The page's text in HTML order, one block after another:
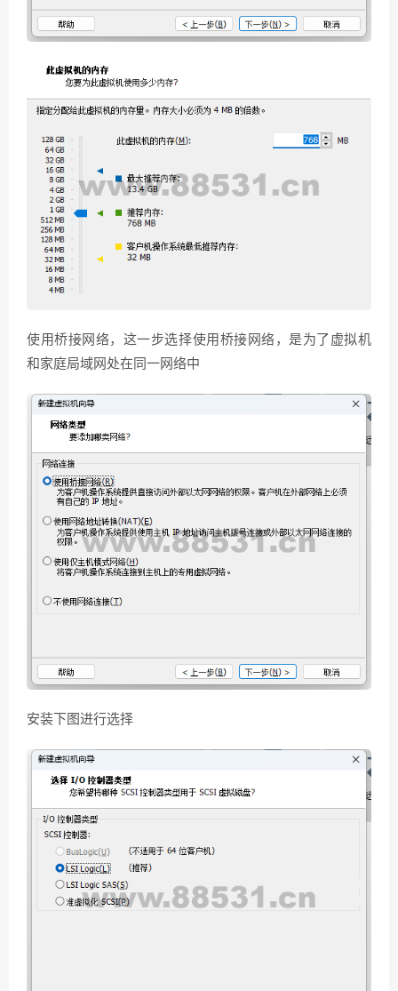
使用桥接网络，这一步选择使用桥接网络，是为了虚拟机
和家庭局域网处在同一网络中
安装下图进行选择